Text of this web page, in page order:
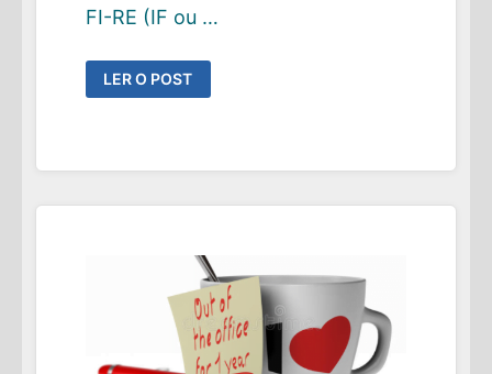
FI-RE (IF ou …
RESULTADO
DA
ENQUETE:
LER O POST